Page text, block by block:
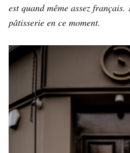
est quand même assez
pâtisserie en ce moment.